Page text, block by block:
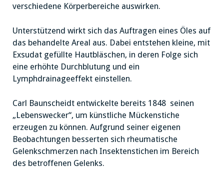
verschiedene Körperbereiche auswirken.
Unterstützend wirkt sich das Auftragen eines Öles auf
das behandelte Areal aus. Dabei entstehen kleine, mit
Exsudat gefüllte Hautbläschen, in deren Folge sich
eine erhöhte Durchblutung und ein
Lymphdrainageeffekt einstellen.
Carl Baunscheidt entwickelte bereits 1848 seinen
„Lebenswecker“, um künstliche Mückenstiche
erzeugen zu können. Aufgrund seiner eigenen
Beobachtungen besserten sich rheumatische
Gelenkschmerzen nach Insektenstichen im Bereich
des betroffenen Gelenks.